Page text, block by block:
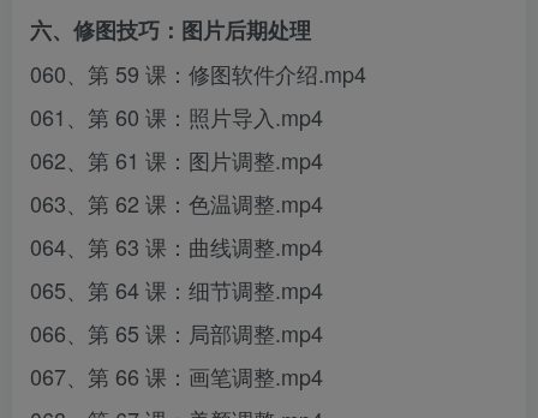
六、修图技巧：图片后期处理
060、第 59 课：修图软件介绍.mp4
061、第 60 课：照片导入.mp4
062、第 61 课：图片调整.mp4
063、第 62 课：色温调整.mp4
064、第 63 课：曲线调整.mp4
065、第 64 课：细节调整.mp4
066、第 65 课：局部调整.mp4
067、第 66 课：画笔调整.mp4